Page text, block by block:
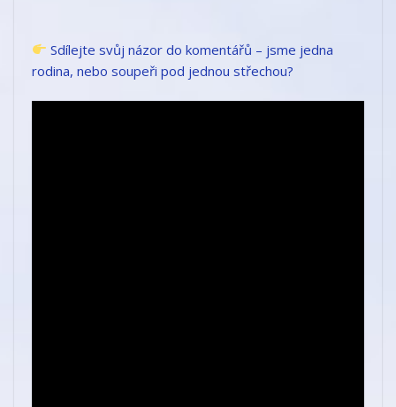
Sdílejte svůj názor do komentářů – jsme jedna
rodina, nebo soupeři pod jednou střechou?